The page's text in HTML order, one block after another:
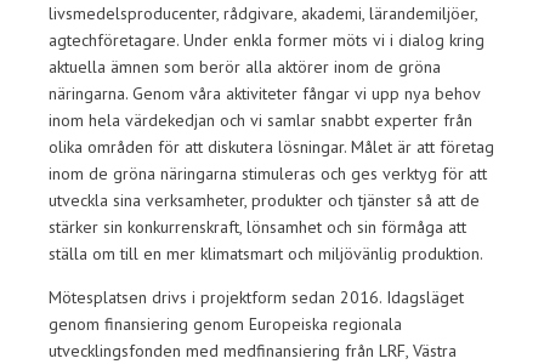
livsmedelsproducenter, rådgivare, akademi, lärandemiljöer,
agtechföretagare. Under enkla former möts vi i dialog kring
aktuella ämnen som berör alla aktörer inom de gröna
näringarna. Genom våra aktiviteter fångar vi upp nya behov
inom hela värdekedjan och vi samlar snabbt experter från
olika områden för att diskutera lösningar. Målet är att företag
inom de gröna näringarna stimuleras och ges verktyg för att
utveckla sina verksamheter, produkter och tjänster så att de
stärker sin konkurrenskraft, lönsamhet och sin förmåga att
ställa om till en mer klimatsmart och miljövänlig produktion.
Mötesplatsen drivs i projektform sedan 2016. Idagsläget
genom finansiering genom Europeiska regionala
utvecklingsfonden med medfinansiering från LRF, Västra